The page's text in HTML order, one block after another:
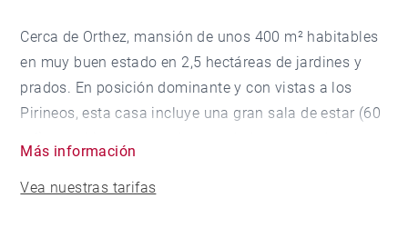
Cerca de Orthez, mansión de unos 400 m² habitables
en muy buen estado en 2,5 hectáreas de jardines y
prados. En posición dominante y con vistas a los
Pirineos, esta casa incluye una gran sala de estar (60
4 baños. Garaje doble, taller, bodega y sauna. El
Más información
Vea nuestras tarifas